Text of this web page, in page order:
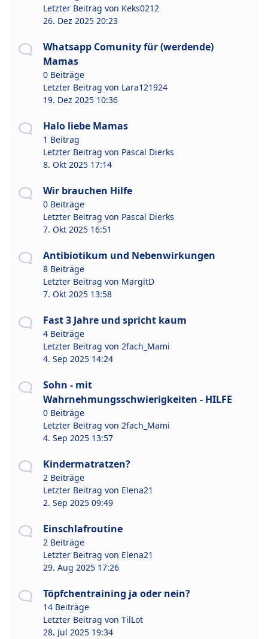
Letzter Beitrag von Keks0212
26. Dez 2025 20:23
Whatsapp Comunity für (werdende)
Mamas
0 Beiträge
Letzter Beitrag von Lara121924
19. Dez 2025 10:36
Halo liebe Mamas
1 Beitrag
Letzter Beitrag von Pascal Dierks
8. Okt 2025 17:14
Wir brauchen Hilfe
0 Beiträge
Letzter Beitrag von Pascal Dierks
7. Okt 2025 16:51
Antibiotikum und Nebenwirkungen
8 Beiträge
Letzter Beitrag von MargitD
7. Okt 2025 13:58
Fast 3 Jahre und spricht kaum
4 Beiträge
Letzter Beitrag von 2fach_Mami
4. Sep 2025 14:24
Sohn - mit
Wahrnehmungsschwierigkeiten - HILFE
0 Beiträge
Letzter Beitrag von 2fach_Mami
4. Sep 2025 13:57
Kindermatratzen?
2 Beiträge
Letzter Beitrag von Elena21
2. Sep 2025 09:49
Einschlafroutine
2 Beiträge
Letzter Beitrag von Elena21
29. Aug 2025 17:26
Töpfchentraining ja oder nein?
14 Beiträge
Letzter Beitrag von TilLot
28. Jul 2025 19:34